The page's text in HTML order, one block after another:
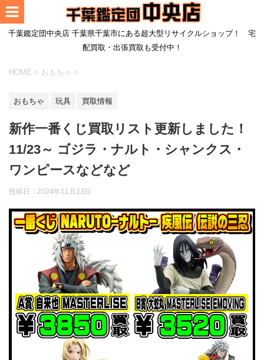
千葉鑑定団中央店 千葉県千葉市にある超大型リサイクルショップ！ 宅
配買取・出張買取も受付中！
HOME > おもちゃ >
おもちゃ 玩具 買取情報
新作一番くじ買取リスト更新しました！
11/23～ ゴジラ・ナルト・シャンクス・
ワンピースなどなど
投稿日： 2024年11月23日